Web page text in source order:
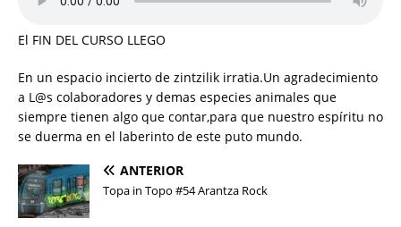
El FIN DEL CURSO LLEGO
En un espacio incierto de zintzilik irratia.Un agradecimiento
a L@s colaboradores y demas especies animales que
siempre tienen algo que contar,para que nuestro espíritu no
se duerma en el laberinto de este puto mundo.
ANTERIOR
Topa in Topo #54 Arantza Rock